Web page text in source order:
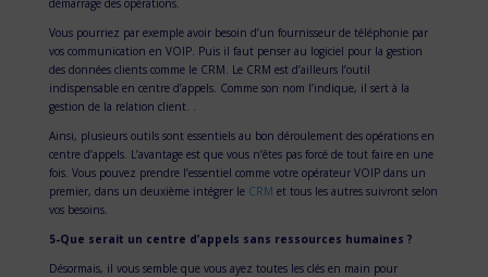
Vous pourriez par exemple avoir besoin d’un fournisseur de téléphonie par
vos communication en VOIP. Puis il faut penser au logiciel pour la gestion
des données clients comme le CRM. Le CRM est d’ailleurs l’outil
indispensable en centre d’appels. Comme son nom l’indique, il sert à la
gestion de la relation client. .
Ainsi, plusieurs outils sont essentiels au bon déroulement des opérations en
centre d’appels. L’avantage est que vous n’êtes pas forcé de tout faire en une
fois. Vous pouvez prendre l’essentiel comme votre opérateur VOIP dans un
premier, dans un deuxième intégrer leCRM et tous les autres suivront selon
vos besoins.
5-Que serait un centre d’appels sans ressources humaines ?
Désormais, il vous semble que vous ayez toutes les clés en main pour